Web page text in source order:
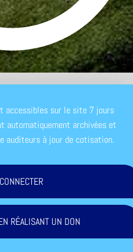
accessibles sur le site 7 jours
automatiquement archivées et
auditeurs à jour de cotisation.
RÉALISANT UN DON